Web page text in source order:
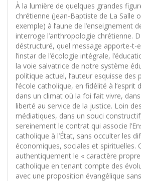
À la lumière de quelques grandes
chrétienne (Jean-Baptiste de La Salle
exemple) à l’aune de l’enseignement
interroge l’anthropologie chrétienne.
déstructuré, quel message apporte-t-
l’instar de l’écologie intégrale,
la voie salvatrice de notre système
politique actuel, l’auteur esquisse
l’école catholique, en fidélité à l’esprit
dans un climat où la foi fait vivre,
liberté au service de la justice. Loin
médiatiques, dans un souci
sereinement le contrat qui associe
catholique à l’État, sans occulter les
économiques, sociales et spirituelles.
authentiquement le « caractère
catholique en tenant compte des
avec une proposition évangélique